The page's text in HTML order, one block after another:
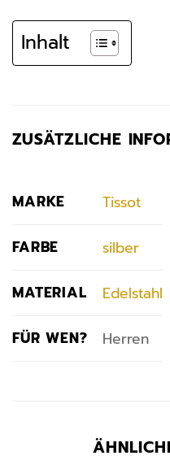
Inhalt
ZUSÄTZLICHE
MARKE Tissot
FARBE silber
MATERIAL Edelstahl
FÜR WEN? Herren